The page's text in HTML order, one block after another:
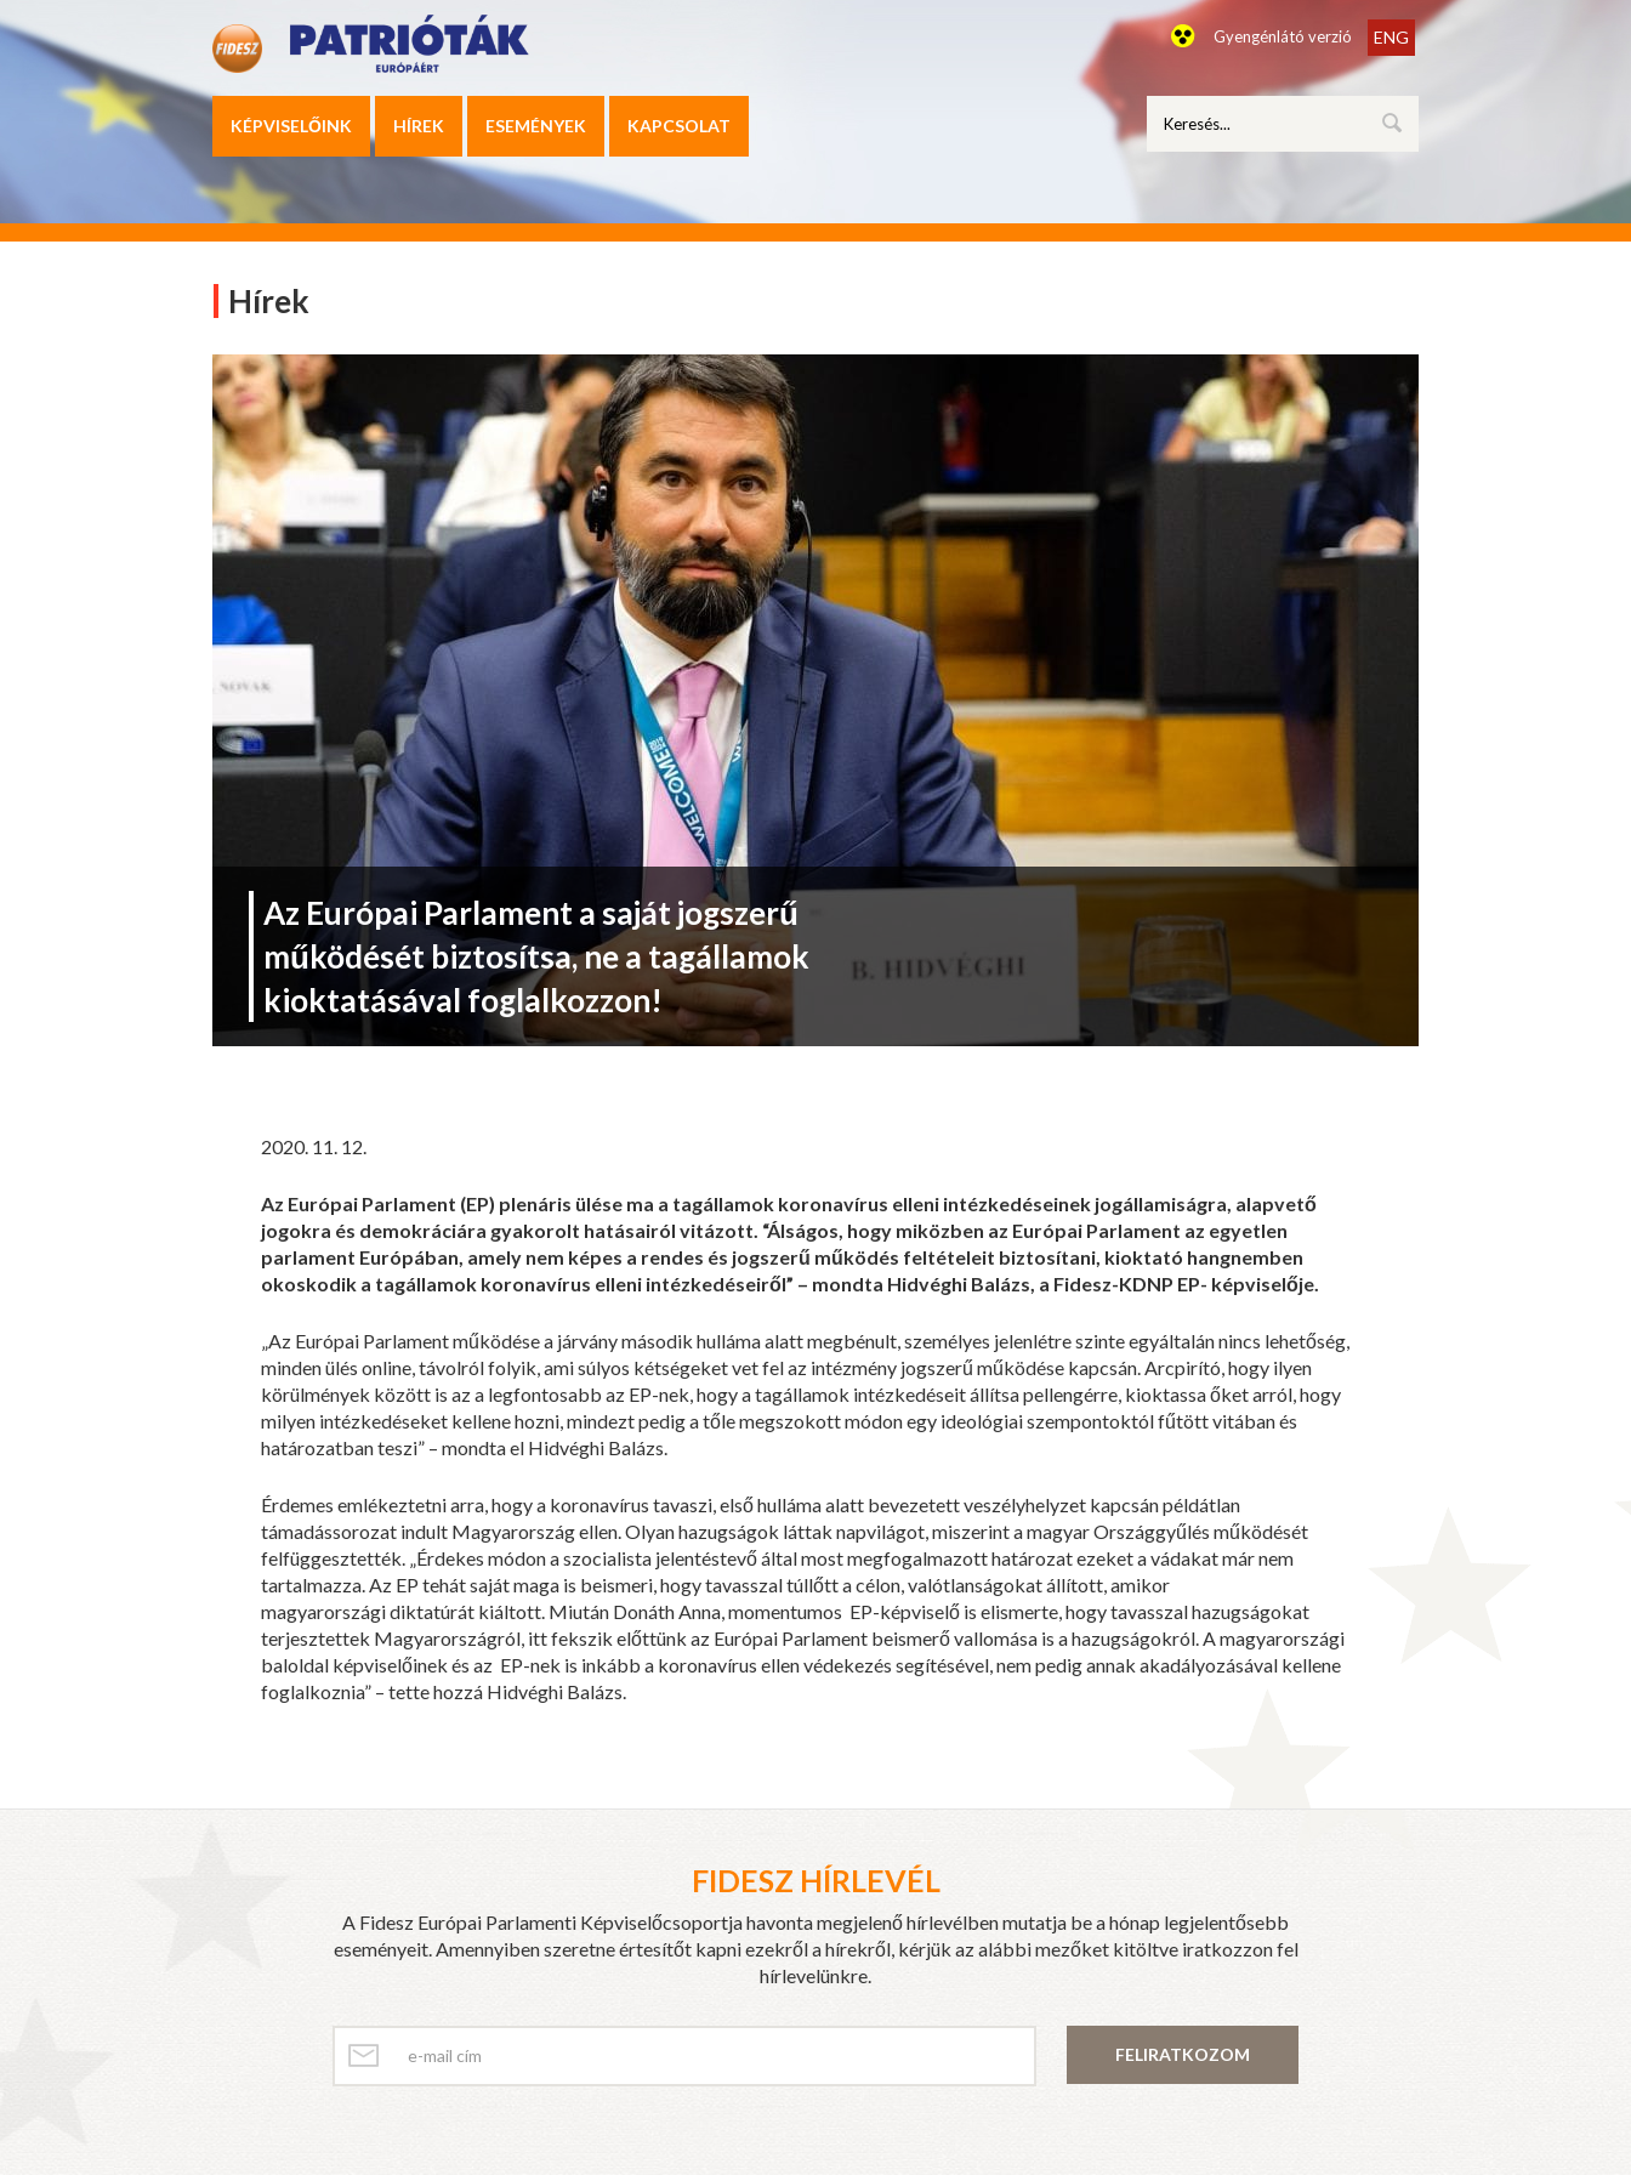
Gyengénlátó verzió ENG
KÉPVISELŐINK HÍREK ESEMÉNYEK KAPCSOLAT
Hírek
Az Európai Parlament a saját jogszerű
működését biztosítsa, ne a tagállamok
kioktatásával foglalkozzon!
2020. 11. 12.
Az Európai Parlament (EP) plenáris ülése ma a tagállamok koronavírus elleni intézkedéseinek jogállamiságra, alapvető
jogokra és demokráciára gyakorolt hatásairól vitázott. “Álságos, hogy miközben az Európai Parlament az egyetlen
parlament Európában, amely nem képes a rendes és jogszerű működés feltételeit biztosítani, kioktató hangnemben
okoskodik a tagállamok koronavírus elleni intézkedéseiről” – mondta Hidvéghi Balázs, a Fidesz-KDNP EP- képviselője.
„Az Európai Parlament működése a járvány második hulláma alatt megbénult, személyes jelenlétre szinte egyáltalán nincs lehetőség,
minden ülés online, távolról folyik, ami súlyos kétségeket vet fel az intézmény jogszerű működése kapcsán. Arcpirító, hogy ilyen
körülmények között is az a legfontosabb az EP-nek, hogy a tagállamok intézkedéseit állítsa pellengérre, kioktassa őket arról, hogy
milyen intézkedéseket kellene hozni, mindezt pedig a tőle megszokott módon egy ideológiai szempontoktól fűtött vitában és
határozatban teszi” – mondta el Hidvéghi Balázs.
Érdemes emlékeztetni arra, hogy a koronavírus tavaszi, első hulláma alatt bevezetett veszélyhelyzet kapcsán példátlan
támadássorozat indult Magyarország ellen. Olyan hazugságok láttak napvilágot, miszerint a magyar Országgyűlés működését
felfüggesztették. „Érdekes módon a szocialista jelentéstevő által most megfogalmazott határozat ezeket a vádakat már nem
tartalmazza. Az EP tehát saját maga is beismeri, hogy tavasszal túllőtt a célon, valótlanságokat állított, amikor
magyarországi diktatúrát kiáltott. Miután Donáth Anna, momentumos EP-képviselő is elismerte, hogy tavasszal hazugságokat
terjesztettek Magyarországról, itt fekszik előttünk az Európai Parlament beismerő vallomása is a hazugságokról. A magyarországi
baloldal képviselőinek és az EP-nek is inkább a koronavírus ellen védekezés segítésével, nem pedig annak akadályozásával kellene
foglalkoznia” – tette hozzá Hidvéghi Balázs.
FIDESZ HÍRLEVÉL
A Fidesz Európai Parlamenti Képviselőcsoportja havonta megjelenő hírlevélben mutatja be a hónap legjelentősebb
eseményeit. Amennyiben szeretne értesítőt kapni ezekről a hírekről, kérjük az alábbi mezőket kitöltve iratkozzon fel
hírlevelünkre.
FELIRATKOZOM